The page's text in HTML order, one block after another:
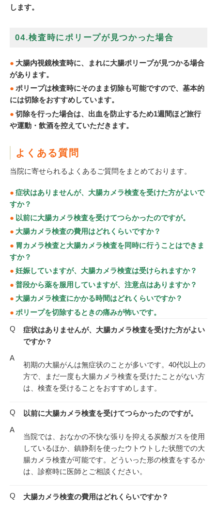
します。
04.検査時にポリープが見つかった場合
大腸内視鏡検査時に、まれに大腸ポリープが見つかる場合
があります。
ポリープは検査時にそのまま切除も可能ですので、基本的
には切除をおすすめしています。
切除を行った場合は、出血を防止するため1週間ほど旅行
や運動・飲酒を控えていただきます。
よくある質問
当院に寄せられるよくあるご質問をまとめております。
症状はありませんが、大腸カメラ検査を受けた方がよいで
すか？
以前に大腸カメラ検査を受けてつらかったのですが。
大腸カメラ検査の費用はどれくらいですか？
胃カメラ検査と大腸カメラ検査を同時に行うことはできま
すか？
妊娠していますが、大腸カメラ検査は受けられますか？
普段から薬を服用していますが、注意点はありますか？
大腸カメラ検査にかかる時間はどれくらいですか？
ポリープを切除するときの痛みが怖いです。
Q
症状はありませんが、大腸カメラ検査を受けた方がよい
ですか？
A
初期の大腸がんは無症状のことが多いです。40代以上の
方で、まだ一度も大腸カメラ検査を受けたことがない方
は、検査を受けることをおすすめします。
Q
以前に大腸カメラ検査を受けてつらかったのですが。
A
当院では、おなかの不快な張りを抑える炭酸ガスを使用
しているほか、鎮静剤を使ったウトウトした状態での大
腸カメラ検査が可能です。どういった形の検査をするか
は、診察時に医師とご相談ください。
Q 大腸カメラ検査の費用はどれくらいですか？